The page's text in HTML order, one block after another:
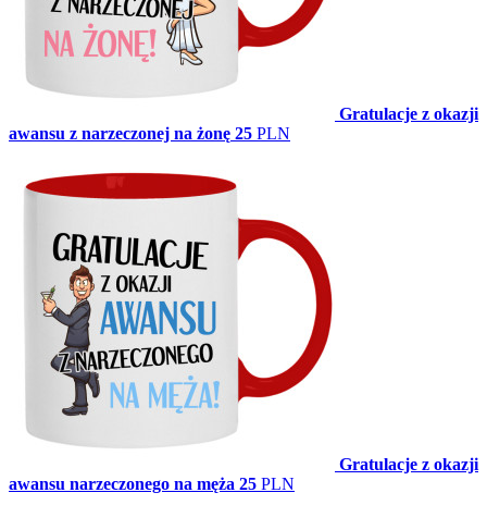
Gratulacje z okazji
awansu z narzeczonej na żonę 25 PLN
Gratulacje z okazji
awansu narzeczonego na męża 25 PLN